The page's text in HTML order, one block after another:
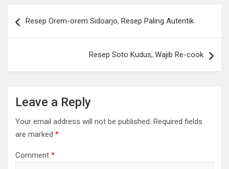
navigation
Resep Orem-orem Sidoarjo, Resep Paling Autentik
Resep Soto Kudus, Wajib Re-cook
Leave a Reply
Your email address will not be published. Required fields
are marked *
Comment *